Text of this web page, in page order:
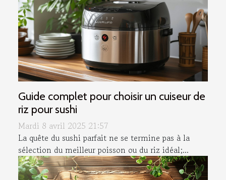
Guide complet pour choisir un cuiseur de
riz pour sushi
Mardi 8 avril 2025 21:57
La quête du sushi parfait ne se termine pas à la
sélection du meilleur poisson ou du riz idéal;...